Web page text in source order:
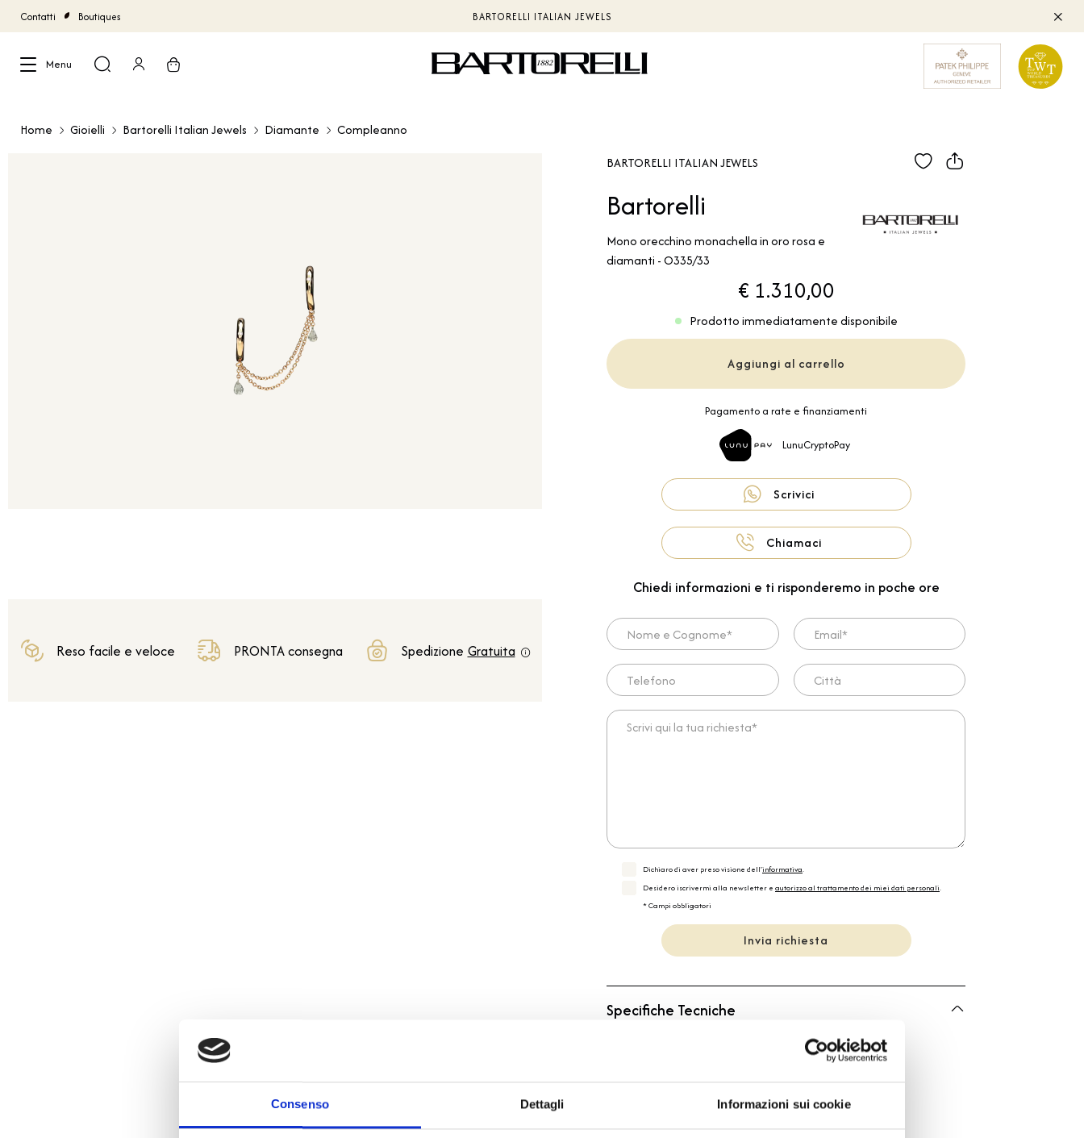
Consenso Dettagli Informazioni sui cookie
Contatti Boutiques PAGAMENTI IN CRIPTOVALUTE | LUNUPAY
Menu
Home Gioielli Bartorelli Italian Jewels Diamante Compleanno
Reso facile e veloce PRONTA consegna Spedizione Gratuita
BARTORELLI ITALIAN JEWELS
Bartorelli
Mono orecchino monachella in oro rosa e
diamanti - O335/33
€ 1.310,00
Prodotto immediatamente disponibile
Aggiungi al carrello
Pagamento a rate e finanziamenti
LunuCryptoPay
Scrivici
Chiamaci
Chiedi informazioni e ti risponderemo in poche ore
Nome e Cognome* Email*
Telefono Città
Scrivi qui la tua richiesta*
Dichiaro di aver preso visione dell'informativa.
Desidero iscrivermi alla newsletter e autorizzo al trattamento dei miei dati personali.
* Campi obbligatori
Invia richiesta
Specifiche Tecniche
Bartorelli Italian Jewels
O335/33